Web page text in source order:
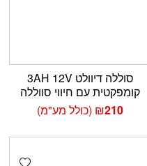
סוללה דיוולט 3AH 12V
קומפקטית עם חיווי סווללה
₪210 (כולל מע"מ)